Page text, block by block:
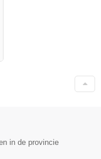
in de provincie